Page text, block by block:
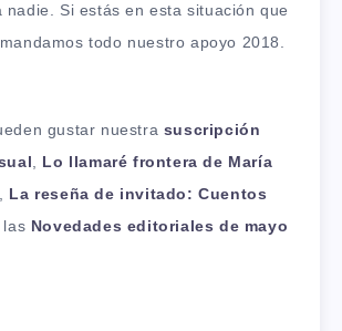
nadie. Si estás en esta situación que
todo nuestro apoyo 2018.
gustar nuestra suscripción
Lo llamaré frontera de María
La reseña de invitado: Cuentos
las Novedades editoriales de mayo